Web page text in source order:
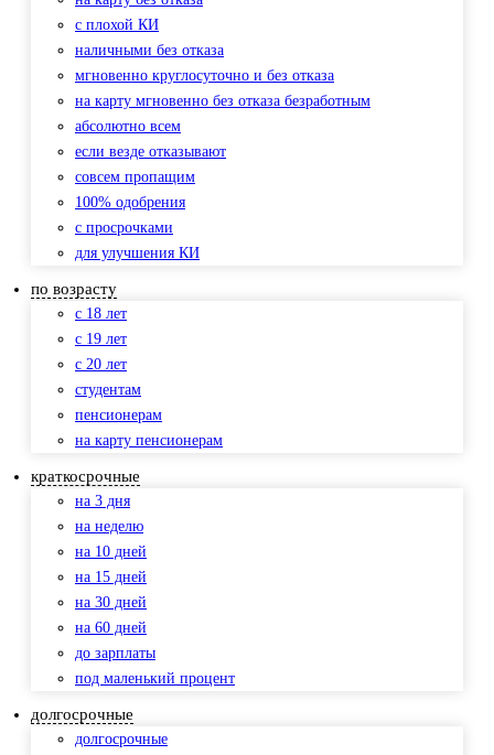
с плохой КИ
наличными без отказа
мгновенно круглосуточно и без отказа
на карту мгновенно без отказа безработным
абсолютно всем
если везде отказывают
совсем пропащим
100% одобрения
с просрочками
для улучшения КИ
по возрасту
с 18 лет
с 19 лет
с 20 лет
студентам
пенсионерам
на карту пенсионерам
краткосрочные
на 3 дня
на неделю
на 10 дней
на 15 дней
на 30 дней
на 60 дней
до зарплаты
под маленький процент
долгосрочные
долгосрочные